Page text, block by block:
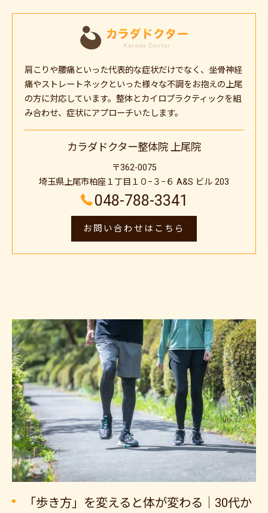
肩こりや腰痛といった代表的な症状だけでなく、坐骨神経
痛やストレートネックといった様々な不調をお抱えの上尾
の方に対応しています。整体とカイロプラクティックを組
み合わせ、症状にアプローチいたします。
カラダドクター整体院 上尾院
〒362-0075
埼玉県上尾市柏座１丁目１０−３−６ A&S ビル 203
048-788-3341
お問い合わせはこちら
「歩き方」を変えると体が変わる｜30代か